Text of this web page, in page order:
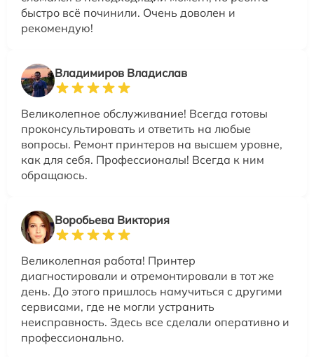
быстро всё починили. Очень доволен и
рекомендую!
Владимиров Владислав
Великолепное обслуживание! Всегда готовы
проконсультировать и ответить на любые
вопросы. Ремонт принтеров на высшем уровне,
как для себя. Профессионалы! Всегда к ним
обращаюсь.
Воробьева Виктория
Великолепная работа! Принтер
диагностировали и отремонтировали в тот же
день. До этого пришлось намучиться с другими
сервисами, где не могли устранить
неисправность. Здесь все сделали оперативно и
профессионально.